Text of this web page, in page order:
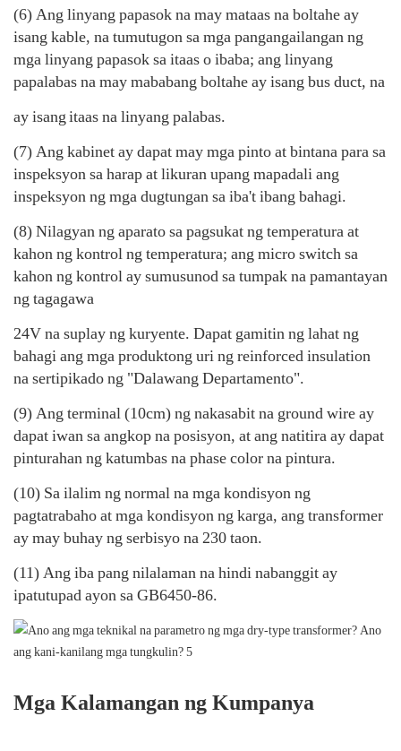
(6) Ang linyang papasok na may mataas na boltahe ay
isang kable, na tumutugon sa mga pangangailangan ng
mga linyang papasok sa itaas o ibaba; ang linyang
papalabas na may mababang boltahe ay isang bus duct, na
ay isangitaas na linyang palabas.
(7) Ang kabinet ay dapat may mga pinto at bintana para sa
inspeksyon sa harap at likuran upang mapadali ang
inspeksyon ng mga dugtungan sa iba't ibang bahagi.
(8) Nilagyan ng aparato sa pagsukat ng temperatura at
kahon ng kontrol ng temperatura; ang micro switch sa
kahon ng kontrol ay sumusunod sa tumpak na pamantayan
ng tagagawa
24V na suplay ng kuryente. Dapat gamitin ng lahat ng
bahagi ang mga produktong uri ng reinforced insulation
na sertipikado ng "Dalawang Departamento".
(9) Ang terminal (10cm) ng nakasabit na ground wire ay
dapat iwan sa angkop na posisyon, at ang natitira ay dapat
pinturahan ng katumbas na phase color na pintura.
(10) Sa ilalim ng normal na mga kondisyon ng
pagtatrabaho at mga kondisyon ng karga, ang transformer
ay may buhay ng serbisyo na 230 taon.
(11) Ang iba pang nilalaman na hindi nabanggit ay
ipatutupad ayon sa GB6450-86.
Mga Kalamangan ng Kumpanya